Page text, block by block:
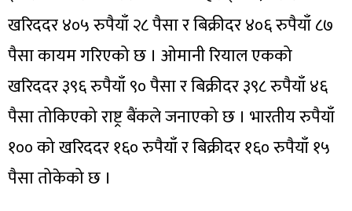
खरिददर ४०५ रुपैयाँ २८ पैसा र बिक्रीदर ४०६ रुपैयाँ ८७
पैसा कायम गरिएको छ । ओमानी रियाल एकको
खरिददर ३९६ रुपैयाँ ९० पैसा र बिक्रीदर ३९८ रुपैयाँ ४६
पैसा तोकिएको राष्ट्र बैंकले जनाएको छ । भारतीय रुपैयाँ
१०० को खरिददर १६० रुपैयाँ र बिक्रीदर १६० रुपैयाँ १५
पैसा तोकेको छ ।